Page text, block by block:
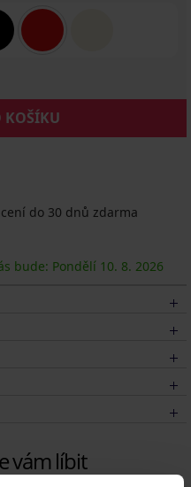
KOŠÍKU
do 30 dnů zdarma
bude: Pondělí 10. 8. 2026
vám líbit